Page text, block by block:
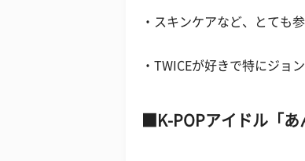
・スキンケアなど、とても
・TWICEが好きで特にジョ
K-POPアイドル「